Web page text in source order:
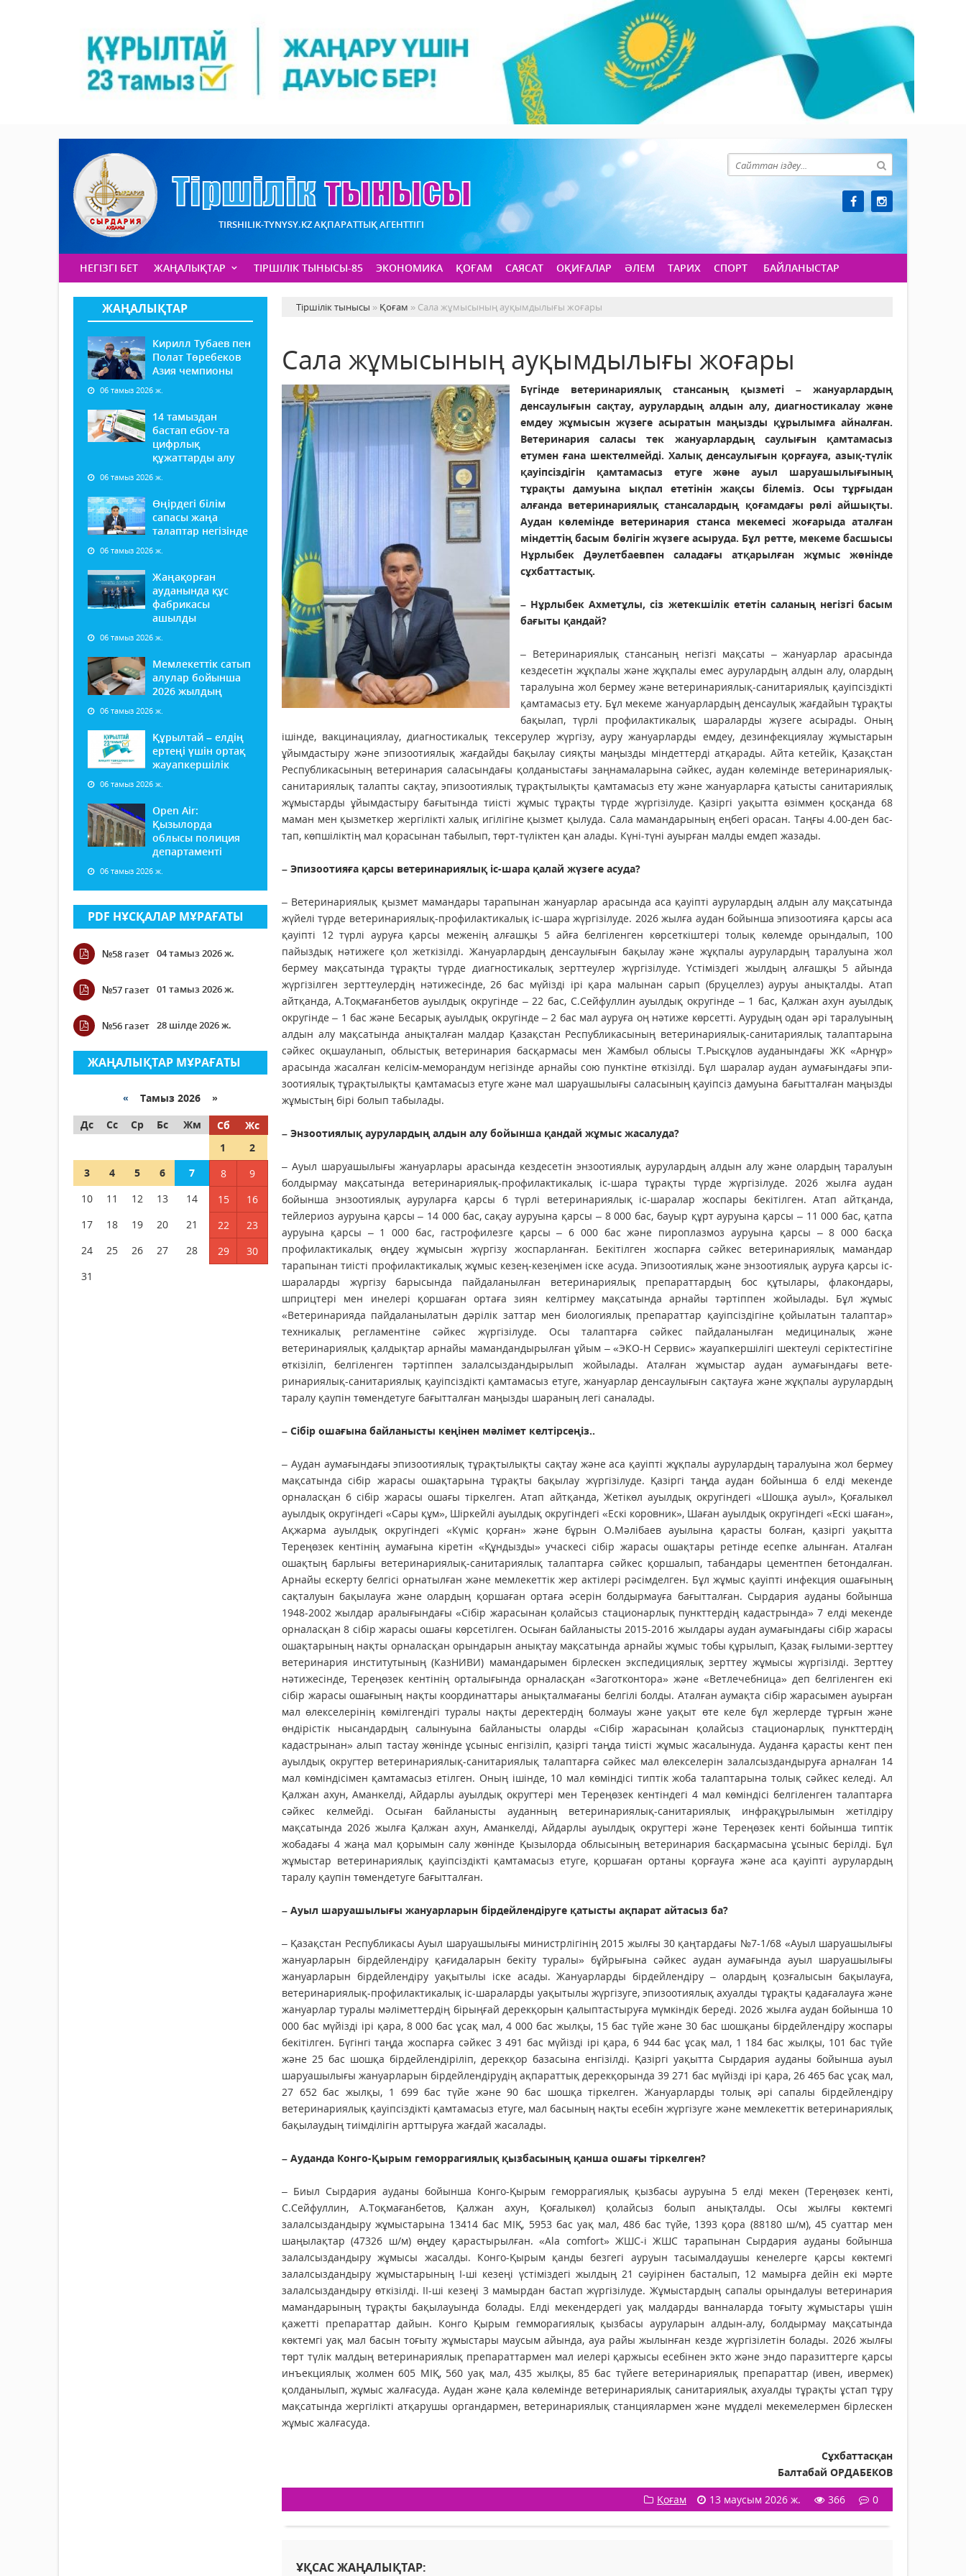
TIRSHILIK-TYNYSY.KZ АҚПАРАТТЫҚ АГЕНТТІГІ
НЕГІЗГІ БЕТ ЖАҢАЛЫҚТАР ТІРШІЛІК ТЫНЫСЫ-85 ЭКОНОМИКА ҚОҒАМ САЯСАТ ОҚИҒАЛАР ӘЛЕМ ТАРИХ СПОРТ БАЙЛАНЫСТАР
ЖАҢАЛЫҚТАР
Кирилл Тубаев пен
Полат Төребеков
Азия чемпионы
06 тамыз 2026 ж.
14 тамыздан
бастап еGov-та
цифрлық
құжаттарды алу
06 тамыз 2026 ж.
Өңірдегі білім
сапасы жаңа
талаптар негізінде
06 тамыз 2026 ж.
Жаңақорған
ауданында құс
фабрикасы
ашылды
06 тамыз 2026 ж.
Мемлекеттік сатып
алулар бойынша
2026 жылдың
06 тамыз 2026 ж.
Құрылтай – елдің
ертеңі үшін ортақ
жауапкершілік
06 тамыз 2026 ж.
Open Air:
Қызылорда
облысы полиция
департаменті
06 тамыз 2026 ж.
PDF НҰСҚАЛАР МҰРАҒАТЫ
№58 газет 04 тамыз 2026 ж.
№57 газет 01 тамыз 2026 ж.
№56 газет 28 шілде 2026 ж.
ЖАҢАЛЫҚТАР МҰРАҒАТЫ
« Тамыз 2026 »
Дс
Сс Ср Бс Жм Сб
Жс
1
2
3
4 5 6 7 8
9
10
11 12 13 14 15
16
17
18 19 20 21 22
23
24
25 26 27 28 29
30
31
Тіршілік тынысы » Қоғам » Сала жұмысының ауқымдылығы жоғары
Сала жұмысының ауқымдылығы жоғары
Бүгінде ветеринариялық стансаның қызметі – жануарлардың
денсаулығын сақтау, аурулардың алдын алу, диагностикалау және
емдеу жұмысын жүзеге асыратын маңызды құрылымға айналған.
Ветеринария саласы тек жануарлардың саулығын қамтамасыз
етумен ғана шектелмейді. Халық денсаулығын қорғауға, азық-түлік
қауіпсіздігін қамтамасыз етуге және ауыл шаруашылығының
тұрақты дамуына ықпал ететінін жақсы білеміз. Осы тұрғыдан
алғанда ветеринариялық стансалардың қоғамдағы рөлі айшықты.
Аудан көлемінде ветеринария станса мекемесі жоғарыда аталған
міндеттің басым бөлігін жүзеге асыруда. Бұл ретте, мекеме басшысы
Нұрлыбек Дәулетбаевпен саладағы атқарылған жұмыс жөнінде
сұхбаттастық.
– Нұрлыбек Ахметұлы, сіз же­текшілік ететін саланың негізгі басым
бағыты қандай?
– Ветеринариялық стансаның негізгі мақсаты – жануарлар арасында
кездесетін жұқпалы және жұқпалы емес аурулардың алдын алу, олардың
таралуына жол бермеу және ветеринариялық-санитариялық қауіпсіздікті
қамтамасыз ету. Бұл мекеме жануарлардың денсаулық жағдайын тұрақты
бақылап, түрлі профилактикалық шараларды жүзеге асырады. Оның
ішінде, вакцинациялау, диагностикалық тексерулер жүргізу, ауру жануарларды емдеу, дезинфекциялау жұмыстарын
ұйымдастыру және эпизоотиялық жағдайды бақылау сияқты маңызды міндеттерді атқарады. Айта кетейік, Қазақстан
Республикасының ветеринария саласындағы қолданыстағы заңнамаларына сәйкес, аудан көлемінде ве­теринариялық-
санитариялық талапты сақтау, эпи­зо­отиялық тұрақтылықты қамтамасыз ету және жан­уарларға қатысты санитариялық
жұмыстарды ұйым­дастыру бағытында тиісті жұмыс тұрақты түрде жүргізілуде. Қазіргі уақытта өзіммен қосқанда 68
маман мен қызметкер жергілікті халық игілігіне қызмет қылуда. Сала мамандарының еңбегі орасан. Таңғы 4.00-ден бас­
тап, көпшіліктің мал қорасынан табылып, төрт-түліктен қан алады. Күні-түні ауырған малды емдеп жазады.
– Эпизоотияға қарсы ветери­на­риялық іс-шара қалай жүзеге асуда?
– Ветеринариялық қызмет мамандары тарапынан жануарлар арасында аса қауіпті аурулардың алдын алу мақсатында
жүйелі түрде ветеринариялық-профи­лактикалық іс-шара жүргізілуде. 2026 жылға аудан бойынша эпизоотияға қарсы аса
қауіпті 12 түрлі ауруға қарсы меженің алғашқы 5 айға белгіленген көрсеткіштері толық көлемде орындалып, 100
пайыздық нәтижеге қол жеткізілді. Жануарлардың денсаулығын бақылау және жұқпалы аурулардың таралуына жол
бермеу мақсатында тұрақты түрде диагностикалық зерттеулер жүргізілуде. Үстіміздегі жылдың алғашқы 5 айында
жүргізілген зерттеулердің нәтижесінде, 26 бас мүйізді ірі қара малынан сарып (бруцеллез) ауруы анықталды. Атап
айтқанда, А.Тоқмағанбетов ауылдық округінде – 22 бас, С.Сейфуллин ауылдық округінде – 1 бас, Қалжан ахун ауылдық
округінде – 1 бас және Бесарық ауылдық округінде – 2 бас мал ауруға оң нәтиже көрсетті. Аурудың одан әрі таралуының
алдын алу мақсатында анықталған малдар Қазақстан Республикасының ветеринариялық-санитариялық талаптарына
сәйкес оқ­шауланып, облыстық ветеринария басқармасы мен Жамбыл облысы Т.Рысқұлов ауданындағы ЖК «Арнұр»
арасында жасалған келісім-меморандум негізінде арнайы сою пунктіне өткізілді. Бұл шаралар аудан аумағындағы эпи­
зоотиялық тұрақтылықты қамтамасыз етуге және мал шаруашылығы саласының қауіпсіз дамуына бағытталған маңызды
жұмыстың бірі болып табылады.
– Энзоотиялық аурулардың алдын алу бойынша қандай жұмыс жасалуда?
– Ауыл шаруашылығы жануарлары арасында кездесетін энзоотиялық аурулардың алдын алу және олардың таралуын
болдырмау мақсатында ветери­нариялық-профилактикалық іс-шара тұрақты түрде жүргізілуде. 2026 жылға аудан
бойынша энзоотиялық ауруларға қарсы 6 түрлі ветеринариялық іс-шаралар жоспары бекітілген. Атап айтқанда,
тейлериоз ауруына қарсы – 14 000 бас, сақау ауруына қарсы – 8 000 бас, бауыр құрт ауруына қарсы – 11 000 бас, қатпа
ауруына қарсы – 1 000 бас, гастрофилезге қарсы – 6 000 бас және пироплазмоз ауруына қарсы – 8 000 басқа
профилактикалық өңдеу жұмысын жүргізу жоспарланған. Бекітілген жоспарға сәйкес ветеринариялық мамандар
тарапынан тиісті профилактикалық жұмыс кезең-кезеңімен іске асуда. Эпизоотиялық және энзоотиялық ауруға қарсы іс-
шараларды жүргізу барысында пайдаланылған ве­теринариялық препараттардың бос құтылары, флакондары,
шприцтері мен инелері қоршаған ортаға зиян келтірмеу мақсатында арнайы тәртіппен жойылады. Бұл жұмыс
«Ветеринарияда пайда­ланылатын дәрілік заттар мен биологиялық препараттар қауіпсіздігіне қойылатын талаптар»
техникалық регламентіне сәйкес жүргізілуде. Осы талаптарға сәйкес пайдаланылған медициналық және
ветеринариялық қалдықтар арнайы мамандандырылған ұйым – «ЭКО-Н Сервис» жауапкершілігі шектеулі серік­тестігіне
өткізіліп, белгіленген тәртіп­пен залалсыздандырылып жойылады. Аталған жұмыстар аудан аумағындағы вете­
ринариялық-санитариялық қауіп­сіздікті қамтамасыз етуге, жануарлар денсаулығын сақтауға және жұқпалы аурулардың
таралу қаупін төмендетуге бағытталған маңызды шараның легі саналады.
– Сібір ошағына байланысты кеңінен мәлімет келтірсеңіз..
– Аудан аумағындағы эпизоотиялық тұрақтылықты сақтау және аса қауіпті жұқпалы аурулардың таралуына жол бермеу
мақсатында сібір жарасы ошақтарына тұрақты бақылау жүргізілуде. Қазіргі таңда аудан бойынша 6 елді мекенде
орналасқан 6 сібір жарасы ошағы тіркелген. Атап айтқанда, Жетікөл ауылдық округіндегі «Шошқа ауыл», Қоғалыкөл
ауылдық округіндегі «Сары құм», Шіркейлі ауылдық округіндегі «Ескі коровник», Шаған ауылдық округіндегі «Ескі шаған»,
Ақжарма ауылдық округіндегі «Күміс қорған» және бұрын О.Мәлібаев ауылына қарасты болған, қазіргі уақытта
Тереңөзек кентінің аумағына кіретін «Құндызды» учаскесі сібір жарасы ошақтары ретінде есепке алынған. Аталған
ошақтың барлығы ветеринариялық-санитариялық талаптарға сәйкес қоршалып, табандары цементпен бетондалған.
Арнайы ескерту белгісі орнатылған және мемлекеттік жер актілері рәсімделген. Бұл жұмыс қауіпті инфекция ошағының
сақталуын бақылауға және олардың қоршаған ортаға әсерін болдырмауға бағытталған. Сырдария ауданы бойынша
1948-2002 жылдар аралығындағы «Сібір жарасынан қолайсыз стационарлық пункттердің кадастрында» 7 елді мекенде
орналасқан 8 сібір жарасы ошағы көрсетілген. Осыған байланысты 2015-2016 жылдары аудан аумағындағы сібір жарасы
ошақтарының нақты орналасқан орындарын анықтау мақсатында арнайы жұмыс тобы құрылып, Қазақ ғылыми-зерттеу
ветеринария институтының (КазНИВИ) мамандарымен бірлескен экспедициялық зерттеу жұмысы жүргізілді. Зерттеу
нәтижесінде, Тереңөзек кентінің орталығында орналасқан «Заготконтора» және «Ветлечебница» деп белгіленген екі
сібір жарасы ошағының нақты координаттары анықталмағаны белгілі болды. Аталған аумақта сібір жарасымен ауырған
мал өлекселерінің көмілгендігі туралы нақты деректердің болмауы және уақыт өте келе бұл жерлерде тұрғын және
өндірістік нысандардың салынуына байланысты оларды «Сібір жарасынан қолайсыз ста­ционар­лық пункттердің
кадастрынан» алып тастау жөнінде ұсыныс енгізіліп, қазіргі таңда тиісті жұмыс жасалынуда. Ауданға қа­рас­ты кент пен
ауылдық округтер ветеринариялық-санитариялық талаптарға сәйкес мал өлекселерін залалсыздандыруға арналған 14
мал көміндісімен қамтамасыз етілген. Оның ішінде, 10 мал көміндісі типтік жоба талаптарына толық сәйкес келеді. Ал
Қалжан ахун, Аманкелді, Айдарлы ауылдық округтері мен Тереңөзек кентіндегі 4 мал көміндісі белгіленген талаптарға
сәйкес келмейді. Осыған байланысты ауданның ветеринариялық-санитариялық инфрақұрылымын жетілдіру
мақсатында 2026 жылға Қалжан ахун, Аманкелді, Айдарлы ауылдық округтері және Тереңөзек кенті бойынша типтік
жобадағы 4 жаңа мал қорымын салу жөнінде Қызылорда облысының ветеринария басқармасына ұсыныс берілді. Бұл
жұмыстар ветеринариялық қауіпсіздікті қамтамасыз етуге, қоршаған ортаны қорғауға және аса қауіпті аурулардың
таралу қаупін төмендетуге бағытталған.
– Ауыл шаруашылығы жануарларын бірдей­лендіруге қатысты ақпарат айтасыз ба?
– Қазақстан Республикасы Ауыл шар­уа­шылығы министрлігінің 2015 жылғы 30 қаңтардағы №7-1/68 «Ауыл шаруашылығы
жануарларын бірдейлендіру қағидаларын бекіту туралы» бұйрығына сәйкес аудан аумағында ауыл шаруашылығы
жануарларын бірдей­лендіру уақытылы іске асады. Жануарларды бірдейлендіру – олардың қозғалысын бақылауға,
ветеринариялық-профилактикалық іс-шараларды уа­қытылы жүргізуге, эпизоотиялық ахуалды тұрақты қадағалауға және
жануарлар туралы мәліметтердің бірыңғай дерекқорын қалыптастыруға мүмкіндік береді. 2026 жылға аудан бойынша 10
000 бас мүйізді ірі қара, 8 000 бас ұсақ мал, 4 000 бас жылқы, 15 бас түйе және 30 бас шошқаны бірдейлендіру жоспары
бекітілген. Бүгінгі таңда жоспарға сәйкес 3 491 бас мүйізді ірі қара, 6 944 бас ұсақ мал, 1 184 бас жылқы, 101 бас түйе
және 25 бас шошқа бірдейлендіріліп, дерекқор базасына енгізілді. Қазіргі уақытта Сырдария ауданы бойынша ауыл
шаруашылығы жануарларын бірдейлендірудің ақпараттық дерекқорында 39 271 бас мүйізді ірі қара, 26 465 бас ұсақ мал,
27 652 бас жылқы, 1 699 бас түйе және 90 бас шошқа тіркелген. Жануарларды толық әрі сапалы бірдейлендіру
ветеринариялық қауіпсіздікті қамтамасыз етуге, мал басының нақты есебін жүргізуге және мемлекеттік ветеринариялық
бақылаудың тиімділігін арттыруға жағдай жасалады.
– Ауданда Конго-Қырым геморра­гиялық қызбасының қанша ошағы тіркелген?
– Биыл Сырдария ауданы бойынша Конго-Қырым геморрагиялық қызбасы ауруына 5 елді мекен (Тереңөзек кенті,
С.Сейфуллин, А.Тоқмағанбетов, Қалжан ахун, Қоғалыкөл) қолайсыз болып анықталды. Осы жылғы көктемгі
залалсыздандыру жұмыстарына 13414 бас МІҚ, 5953 бас уақ мал, 486 бас түйе, 1393 қора (88180 ш/м), 45 суаттар мен
шаңылақтар (47326 ш/м) өңдеу қарастырылған. «Ala comfort» ЖШС-і ЖШС тарапынан Сырдария ауданы бойынша
залалсыздандыру жұмысы жасалды. Конго-Қырым қанды безгегі ауруын тасымалдаушы кенелерге қарсы көктемгі
залалсыздандыру жұмыстарының І-ші кезеңі үстіміздегі жылдың 21 сәуірінен басталып, 12 мамырға дейін екі мәрте
залалсыздандыру өткізілді. ІІ-ші кезеңі 3 мамырдан бастап жүргізілуде. Жұмыстардың сапалы орындалуы ветеринария
мамандарының тұрақты бақылауында болады. Елді мекендердегі уақ малдарды ванналарда тоғыту жұмыстары үшін
қажетті препараттар дайын. Конго Қырым гемморагиялық қызбасы ауруларын алдын-алу, болдырмау мақсатында
көктемгі уақ мал басын тоғыту жұмыстары маусым айында, ауа райы жылынған кезде жүргізілетін болады. 2026 жылғы
төрт түлік малдың ветеринариялық препараттармен мал иелері қаржысы есебінен экто және эндо паразиттерге қарсы
инъекциялық жолмен 605 МІҚ, 560 уақ мал, 435 жылқы, 85 бас түйеге ветеринариялық препараттар (ивен, ивермек)
қолданылып, жұмыс жалғасуда. Аудан және қала көлемінде ветеринариялық санитариялық ахуалды тұрақты ұстап тұру
мақсатында жергілікті атқарушы органдармен, ветеринариялық станциялармен және мүдделі мекемелермен бірлескен
жұмыс жалғасуда.
Сұхбаттасқан
Балтабай ОРДАБЕКОВ
Қоғам
13 маусым 2026 ж. 366 0
ҰҚСАС ЖАҢАЛЫҚТАР: